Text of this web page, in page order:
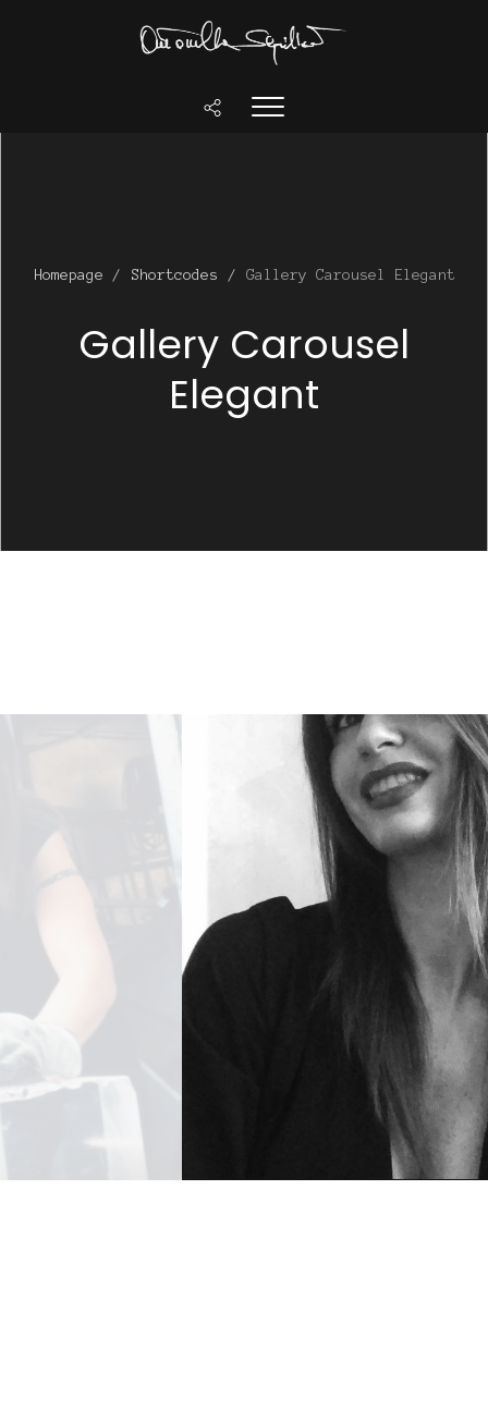
Homepage / Shortcodes / Gallery Carousel Elegant
Gallery Carousel
Elegant